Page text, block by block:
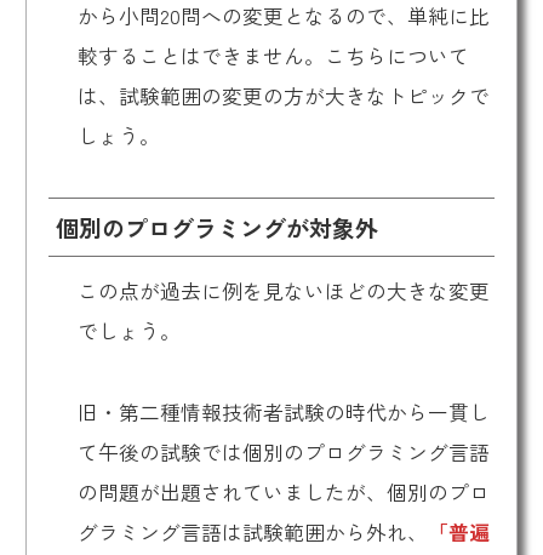
から小問20問への変更となるので、単純に比
較することはできません。こちらについて
は、試験範囲の変更の方が大きなトピックで
しょう。
個別のプログラミングが対象外
この点が過去に例を見ないほどの大きな変更
でしょう。
旧・第二種情報技術者試験の時代から一貫し
て午後の試験では個別のプログラミング言語
の問題が出題されていましたが、個別のプロ
グラミング言語は試験範囲から外れ、
「普遍